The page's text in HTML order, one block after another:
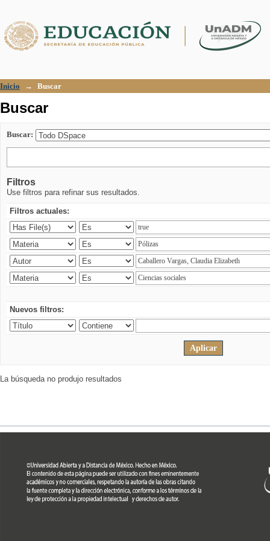
Inicio → Buscar
Buscar
Buscar:
Filtros
Use filtros para refinar sus resultados.
Filtros actuales:
Nuevos filtros:
La búsqueda no produjo resultados